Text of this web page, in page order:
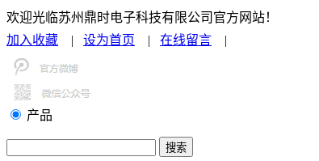
欢迎光临苏州鼎时电子科技有限公司官方网站！
加入收藏 | 设为首页 | 在线留言 |
联系我们
产品